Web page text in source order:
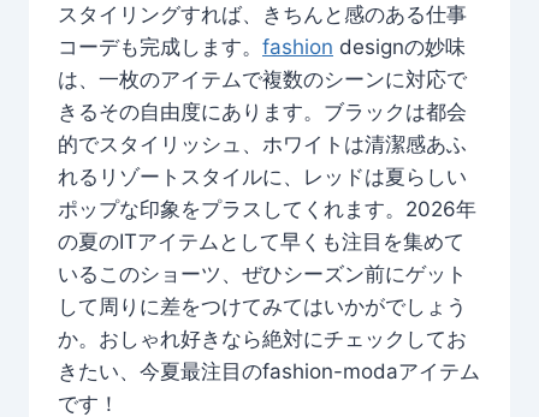
スタイリングすれば、きちんと感のある仕事
コーデも完成します。 fashion designの妙味
は、一枚のアイテムで複数のシーンに対応で
きるその自由度にあります。ブラックは都会
的でスタイリッシュ、ホワイトは清潔感あふ
れるリゾートスタイルに、レッドは夏らしい
ポップな印象をプラスしてくれます。2026年
の夏のITアイテムとして早くも注目を集めて
いるこのショーツ、ぜひシーズン前にゲット
して周りに差をつけてみてはいかがでしょう
か。おしゃれ好きなら絶対にチェックしてお
きたい、今夏最注目のfashion-modaアイテム
です！